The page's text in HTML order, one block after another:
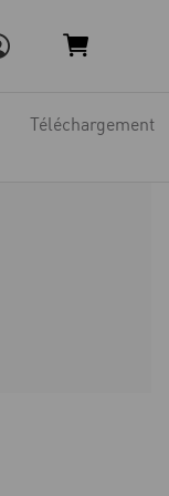
Téléchargement